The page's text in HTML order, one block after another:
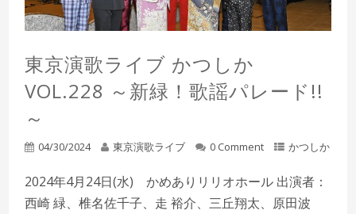
東京演歌ライブ かつしか
VOL.228 ～新緑！歌謡パレード!!
～
04/30/2024 東京演歌ライブ 0 Comment かつしか
2024年4月24日(水) かめありリリオホール 出演者：
西崎 緑、椎名佐千子、走 裕介、三丘翔太、原田波